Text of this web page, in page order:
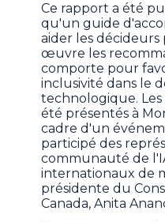
Ce rapport a été
qu'un guide
aider les
œuvre les
comporte pour
inclusivité dans le
technologique.
été présentés à
cadre d'un
participé des
communauté de
internationaux de
présidente du
Canada, Anita